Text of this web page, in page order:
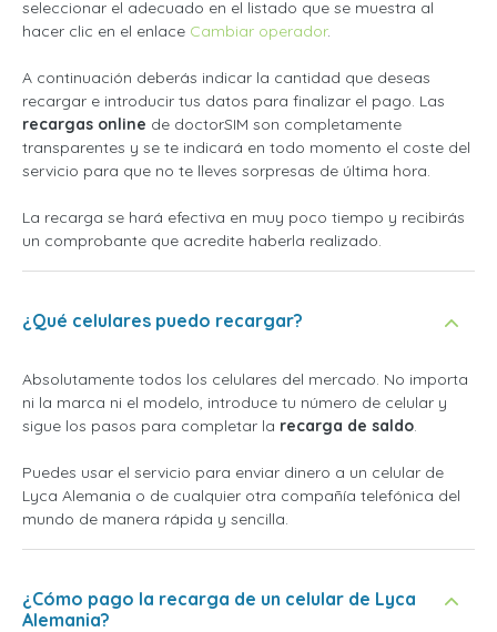
seleccionar el adecuado en el listado que se muestra al
hacer clic en el enlace Cambiar operador.
A continuación deberás indicar la cantidad que deseas
recargar e introducir tus datos para finalizar el pago. Las
recargas online de doctorSIM son completamente
transparentes y se te indicará en todo momento el coste del
servicio para que no te lleves sorpresas de última hora.
La recarga se hará efectiva en muy poco tiempo y recibirás
un comprobante que acredite haberla realizado.
¿Qué celulares puedo recargar?
Absolutamente todos los celulares del mercado. No importa
ni la marca ni el modelo, introduce tu número de celular y
sigue los pasos para completar la recarga de saldo.
Puedes usar el servicio para enviar dinero a un celular de
Lyca Alemania o de cualquier otra compañía telefónica del
mundo de manera rápida y sencilla.
¿Cómo pago la recarga de un celular de Lyca
Alemania?